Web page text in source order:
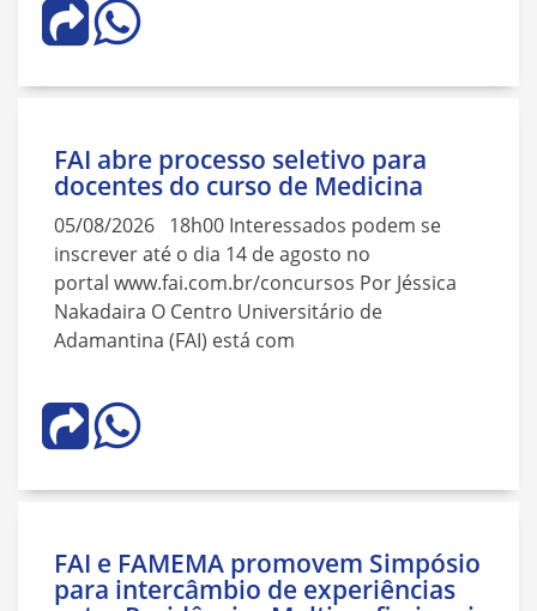
FAI abre processo seletivo para
docentes do curso de Medicina
05/08/2026 18h00 Interessados podem se
inscrever até o dia 14 de agosto no
portal www.fai.com.br/concursos Por Jéssica
Nakadaira O Centro Universitário de
Adamantina (FAI) está com
FAI e FAMEMA promovem Simpósio
para intercâmbio de experiências